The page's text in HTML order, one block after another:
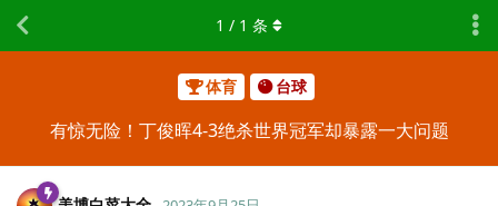
体育 台球
有惊无险！丁俊晖4-3绝杀世界冠军却暴露一大问题
1 / 1 条